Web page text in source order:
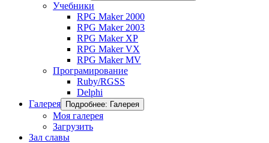
Учебники
RPG Maker 2000
RPG Maker 2003
RPG Maker XP
RPG Maker VX
RPG Maker MV
Програмирование
Ruby/RGSS
Delphi
Галерея
Подробнее: Галерея
Моя галерея
Загрузить
Зал славы